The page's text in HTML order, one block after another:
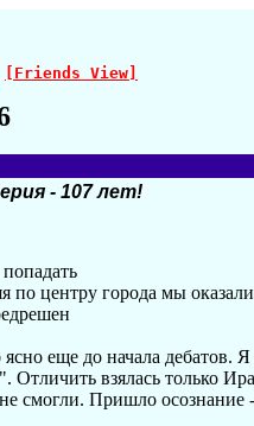
[Friends View]
- 107 лет!
по центру города мы
еще до начала
взялась только
смогли. Пришло